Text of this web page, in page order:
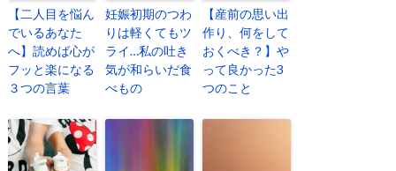
【二人目を悩ん
でいるあなた
へ】読めば心が
フッと楽になる
３つの言葉
妊娠初期のつわ
りは軽くてもツ
ライ…私の吐き
気が和らいだ食
べもの
【産前の思い出
作り、何をして
おくべき？】や
って良かった3
つのこと